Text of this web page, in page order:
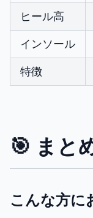
ヒール高
インソール
特徴
🎯 まと
こんな方に